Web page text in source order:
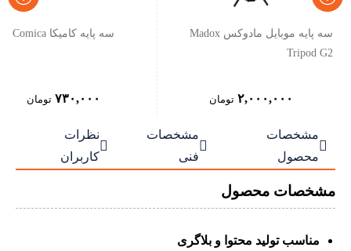
سه پایه موبایل مادوکس Madox
Tripod G2
۲,۰۰۰,۰۰۰ تومان
سه پایه کامیکا Comica
۷۳۰,۰۰۰ تومان

مشخصات
محصول

مشخصات
فنی

نظرات
کاربران
مشخصات محصول
مناسب تولید محتوا و بلاگری